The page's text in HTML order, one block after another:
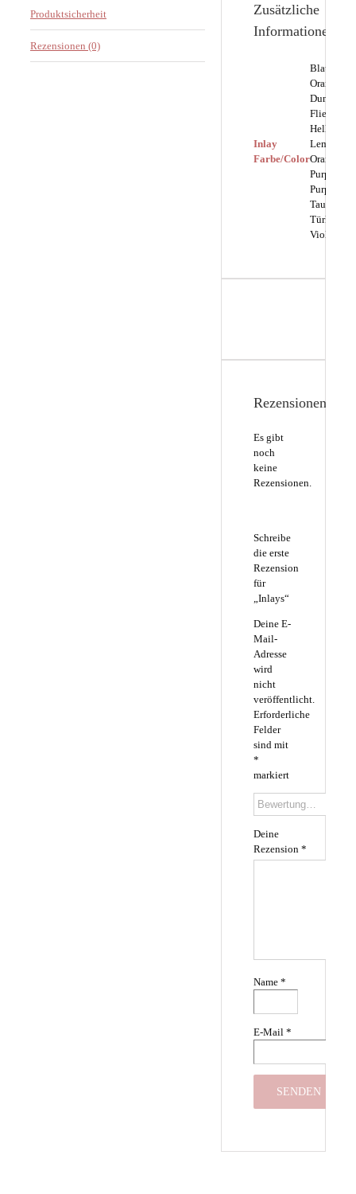
Produktsicherheit
Rezensionen (0)
Zusätzliche
Informationen
Inlay
Farbe/Color
Blau, Dark
Orange,
Flieder,
Hellbraun,
Lemon,
Orange,
Purple,
Purpur,
Türkis,
Violett
Rezensionen
Es gibt
noch
keine
Rezensionen.
Schreibe
die erste
Rezension
für
„Inlays“
Deine E-
Mail-
Adresse
wird
nicht
veröffentlicht.
Erforderliche
Felder
sind mit
*
markiert
Deine
Rezension *
Name *
E-Mail *